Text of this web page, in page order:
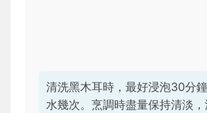
清洗黑木耳時，最好浸泡30分
水幾次。烹調時盡量保持清淡